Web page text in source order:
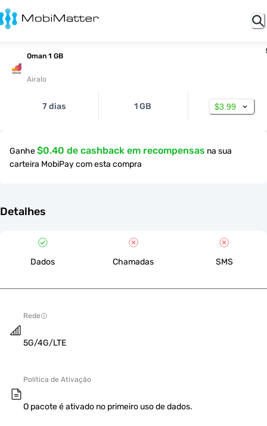
Oman 1 GB
Airalo
7 dias 1 GB $3.99
Ganhe$0.40 de cashback em recompensas na sua
carteira MobiPay com esta compra
Detalhes
Dados Chamadas SMS
Rede
5G/4G/LTE
Política de Ativação
O pacote é ativado no primeiro uso de dados.